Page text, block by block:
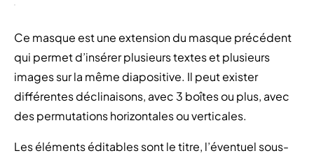
Ce masque est une extension du masque précédent
qui permet d’insérer plusieurs textes et plusieurs
images sur la même diapositive. Il peut exister
différentes déclinaisons, avec 3 boîtes ou plus, avec
des permutations horizontales ou verticales.
Les éléments éditables sont le titre, l’éventuel sous-